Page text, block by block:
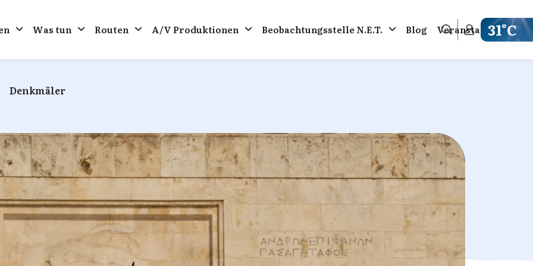
Was tun Routen A/V Produktionen Beobachtungsstelle N.E.T. Blog Veranstaltungen
31°C
Get
Denkmäler